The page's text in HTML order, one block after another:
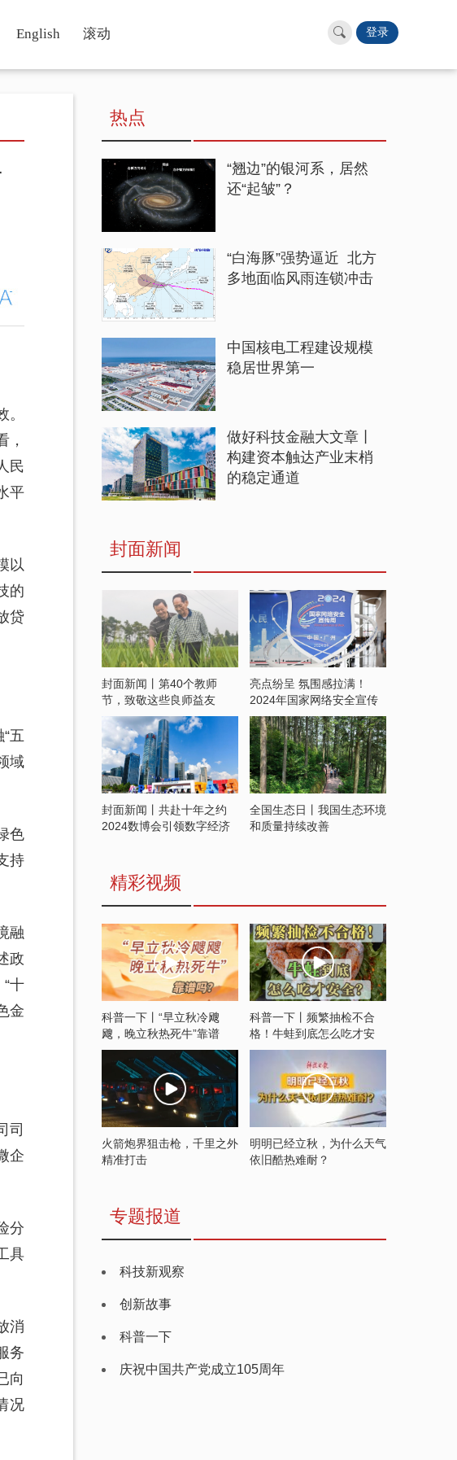
English 滚动 登录
，
民
平
以
的
贷
五
域
色
持
融
政
十
金
司
企
分
具
消
务
向
况
热点
“翘边”的银河系，居然
还“起皱”？
“白海豚”强势逼近 北方
多地面临风雨连锁冲击
中国核电工程建设规模
稳居世界第一
做好科技金融大文章丨
构建资本触达产业末梢
的稳定通道
封面新闻
封面新闻丨第40个教师
节，致敬这些良师益友
亮点纷呈 氛围感拉满！
2024年国家网络安全宣传
周开启
封面新闻丨共赴十年之约
2024数博会引领数字经济
全国生态日丨我国生态环境
和质量持续改善
精彩视频
科普一下丨“早立秋冷飕
飕，晚立秋热死牛”靠谱
吗？
科普一下丨频繁抽检不合
格！牛蛙到底怎么吃才安
全？
火箭炮界狙击枪，千里之外
精准打击
明明已经立秋，为什么天气
依旧酷热难耐？
专题报道
科技新观察
创新故事
科普一下
庆祝中国共产党成立105周年